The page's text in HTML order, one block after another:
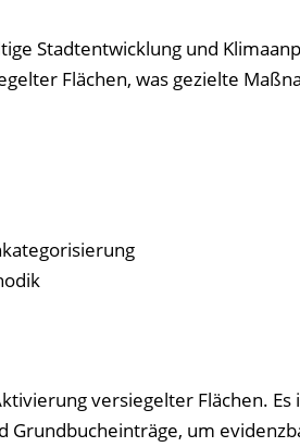
Stadtentwicklung und
Flächen, was gezielte
versiegelter Flächen.
Grundbucheinträge, um